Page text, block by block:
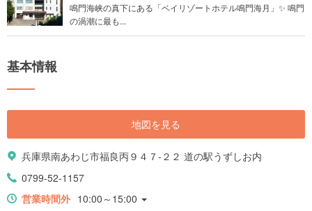
鳴門海峡の真下にある「ベイリゾートホテル鳴門海月」✨ 鳴門
の渦潮に最も...
基本情報
地図を見る
兵庫県南あわじ市福良丙９４７-２２ 道の駅うずしお内
0799-52-1157
営業時間外 10:00～15:00